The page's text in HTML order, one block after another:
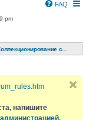
FAQ
pm
напишите
.